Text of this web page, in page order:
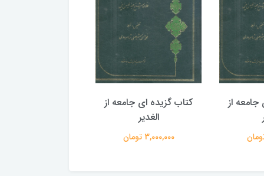
از
کتاب گزیده ای جامعه از
الغدیر
3,000,000 تومان